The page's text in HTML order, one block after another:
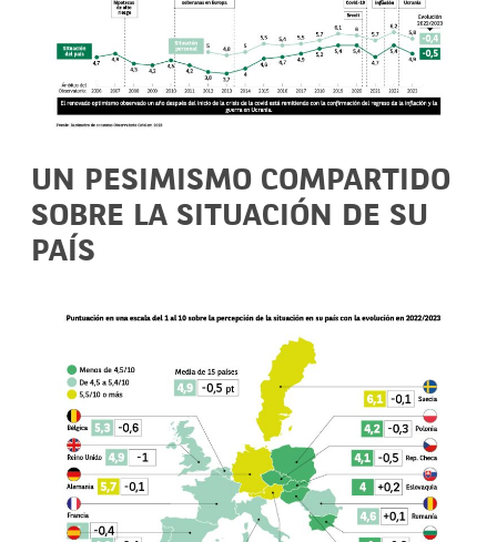
UN PESIMISMO COMPARTIDO
SOBRE LA SITUACIÓN DE SU
PAÍS